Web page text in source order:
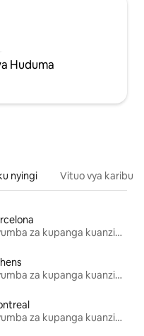
Huduma
nyingi Vituo vya karibu
Nyumba za kupanga kuanzia mwezi mmoja
Nyumba za kupanga kuanzia mwezi mmoja
Nyumba za kupanga kuanzia mwezi mmoja